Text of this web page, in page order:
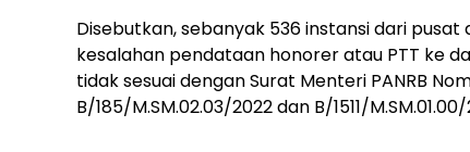
Disebutkan, sebanyak 536 instansi dari
kesalahan pendataan honorer atau PTT ke
tidak sesuai dengan Surat Menteri PANRB
B/185/M.SM.02.03/2022 dan B/1511/